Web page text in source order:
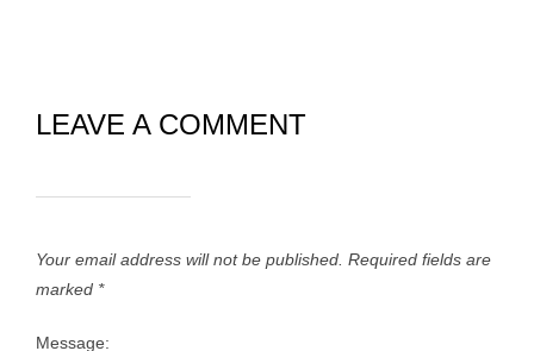
LEAVE A COMMENT
Your email address will not be published. Required fields are
marked *
Message: